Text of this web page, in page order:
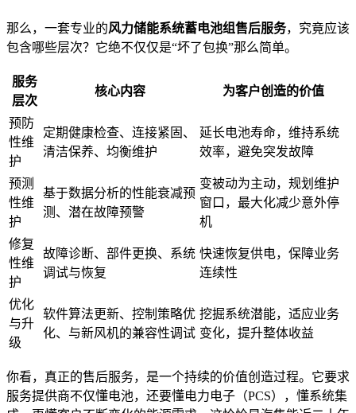
那么，一套专业的风力储能系统蓄电池组售后服务，究竟应该
包含哪些层次？它绝不仅仅是“坏了包换”那么简单。
服务
层次
核心内容 为客户创造的价值
预防
性维
护
定期健康检查、连接紧固、
清洁保养、均衡维护
延长电池寿命，维持系统
效率，避免突发故障
预测
性维
护
基于数据分析的性能衰减预
测、潜在故障预警
变被动为主动，规划维护
窗口，最大化减少意外停
机
修复
性维
护
故障诊断、部件更换、系统
调试与恢复
快速恢复供电，保障业务
连续性
优化
与升
级
软件算法更新、控制策略优
化、与新风机的兼容性调试
挖掘系统潜能，适应业务
变化，提升整体收益
你看，真正的售后服务，是一个持续的价值创造过程。它要求
服务提供商不仅懂电池，还要懂电力电子（PCS），懂系统集